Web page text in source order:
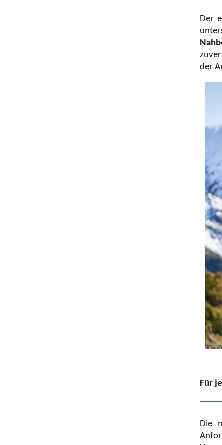
Der
der
Für
Die